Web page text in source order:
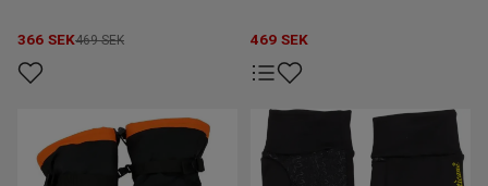
366 SEK469 SEK 469 SEK